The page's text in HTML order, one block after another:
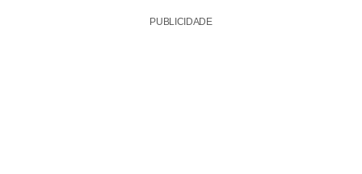
PUBLICIDADE